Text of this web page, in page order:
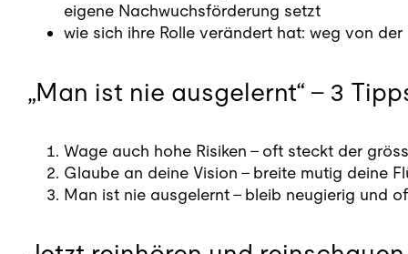
eigene Nachwuchsförderung setzt
wie sich ihre Rolle verändert hat: weg von
„Man ist nie ausgelernt“ – 3
Wage auch hohe Risiken – oft steckt der
Glaube an deine Vision – breite mutig deine
Man ist nie ausgelernt – bleib neugierig und